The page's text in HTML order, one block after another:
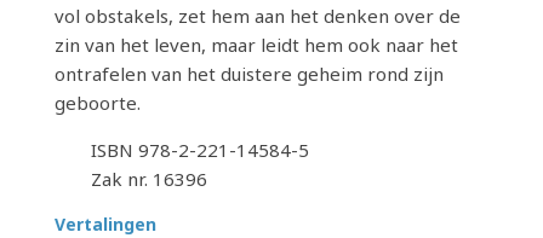
vol obstakels, zet hem aan het denken over de
zin van het leven, maar leidt hem ook naar het
ontrafelen van het duistere geheim rond zijn
geboorte.
ISBN 978-2-221-14584-5
Zak nr. 16396
Vertalingen